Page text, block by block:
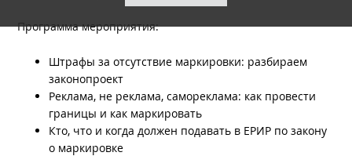
Программа мероприятия:
Штрафы за отсутствие маркировки: разбираем
законопроект
Реклама, не реклама, самореклама: как провести
границы и как маркировать
Кто, что и когда должен подавать в ЕРИР по закону
о маркировке